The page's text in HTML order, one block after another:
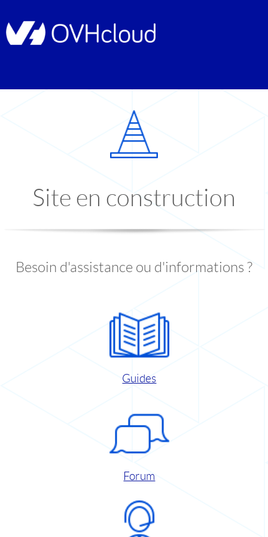
Site en construction
Besoin d'assistance ou d'informations ?
Guides
Forum